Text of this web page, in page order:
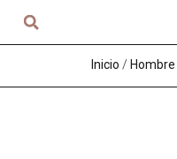
Inicio / Hombre